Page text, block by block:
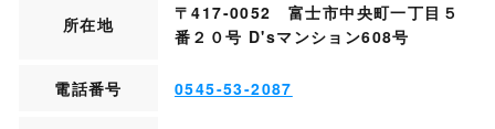
所在地
〒417-0052 富士市中央町一丁目５
番２０号 D'sマンション608号
電話番号 0545-53-2087